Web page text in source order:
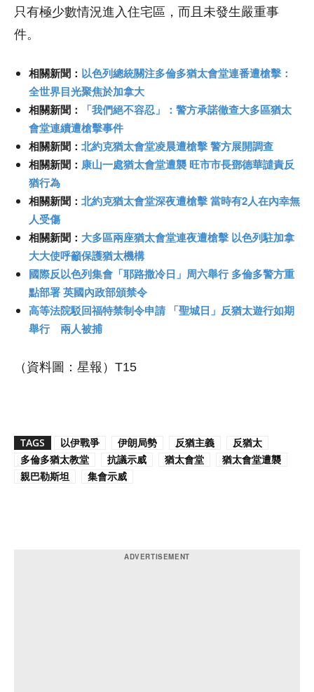
只有極少數情況進入住宅區，而且未發生嚴重事
件。
相關新聞： 以色列總統關注多倫多猶太會堂連番遭槍擊：
全世界目光聚焦於加拿大
相關新聞： 「我們絕不容忍」：警方承諾徹查大多區猶太
會堂連續遭槍擊事件
相關新聞： 北約克猶太會堂凌晨遭槍擊 警方展開調查
相關新聞： 康山一處猶太會堂遭襲 旺市市長鄧德華譴責反
猶行為
相關新聞： 北約克猶太會堂深夜遭槍擊 當時有2人在內幸無
人受傷
相關新聞： 大多區兩座猶太會堂連夜遭槍擊 以色列駐加拿
大大使呼籲保護猶太機構
國際反以色列集會「耶路撒冷日」周六舉行 多倫多警方重
點部署 英國內政部頒禁令
高等法院駁回福特禁制令申請 「聖城日」反猶太遊行如期
舉行 兩人被捕
（資料圖：星報）T15
TAGS 以伊戰爭 伊朗局勢 反猶主義
反猶太
多倫多猶太教堂
抗議示威 猶太會堂
猶太會堂遭襲
親巴勒斯坦
集會示威